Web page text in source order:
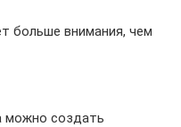
больше внимания, чем
можно создать